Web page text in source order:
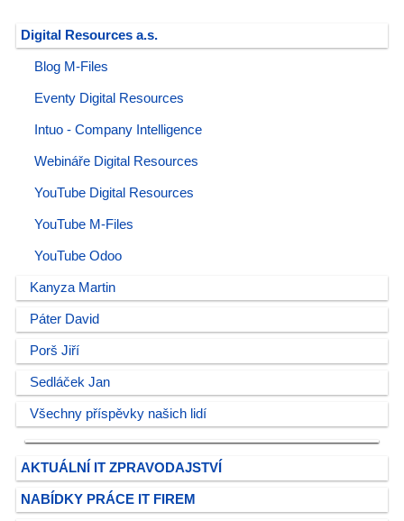
Digital Resources a.s.
Blog M-Files
Eventy Digital Resources
Intuo - Company Intelligence
Webináře Digital Resources
YouTube Digital Resources
YouTube M-Files
YouTube Odoo
Kanyza Martin
Páter David
Porš Jiří
Sedláček Jan
Všechny příspěvky našich lidí
AKTUÁLNÍ IT ZPRAVODAJSTVÍ
NABÍDKY PRÁCE IT FIREM